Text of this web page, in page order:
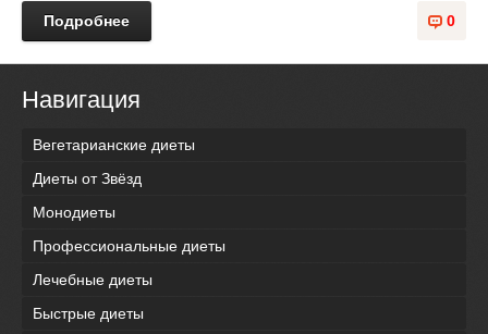
0
Подробнее
Навигация
Вегетарианские диеты
Диеты от Звёзд
Монодиеты
Профессиональные диеты
Лечебные диеты
Быстрые диеты